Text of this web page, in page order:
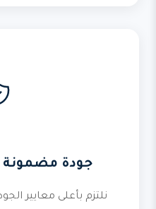
جودة مضمونة
نلتزم بأعلى معايير